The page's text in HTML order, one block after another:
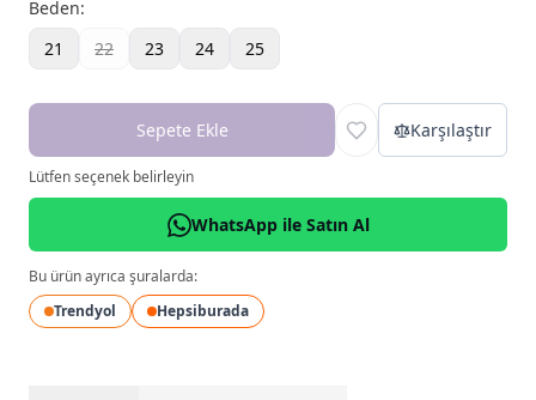
Beden:
21
22 23 24 25
Sepete Ekle Karşılaştır
Lütfen seçenek belirleyin
WhatsApp ile Satın Al
Bu ürün ayrıca şuralarda:
Trendyol
Hepsiburada